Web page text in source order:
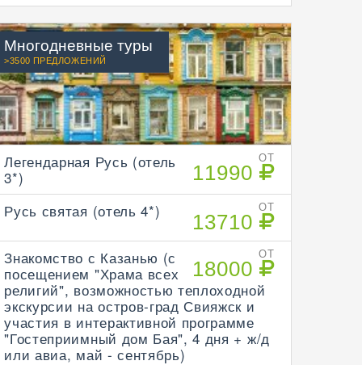
Многодневные туры
>3500 ПРЕДЛОЖЕНИЙ
ОТ
11990
Легендарная Русь (отель
3*)
ОТ
13710
Русь святая (отель 4*)
ОТ
18000
Знакомство с Казанью (с
посещением "Храма всех
религий", возможностью теплоходной
экскурсии на остров-град Свияжск и
участия в интерактивной программе
"Гостеприимный дом Бая", 4 дня + ж/д
или авиа, май - сентябрь)